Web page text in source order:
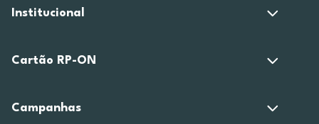
Institucional
Cartão RP-ON
Campanhas